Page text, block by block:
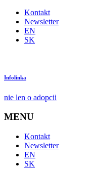
Kontakt
Newsletter
EN
SK
Infolinka
nie len o adopcii
MENU
Kontakt
Newsletter
EN
SK